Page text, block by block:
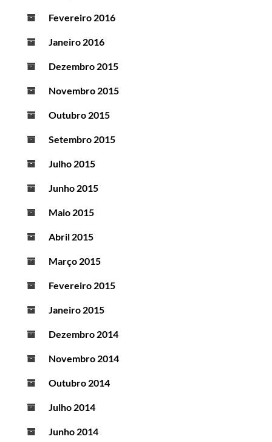
Fevereiro 2016
Janeiro 2016
Dezembro 2015
Novembro 2015
Outubro 2015
Setembro 2015
Julho 2015
Junho 2015
Maio 2015
Abril 2015
Março 2015
Fevereiro 2015
Janeiro 2015
Dezembro 2014
Novembro 2014
Outubro 2014
Julho 2014
Junho 2014